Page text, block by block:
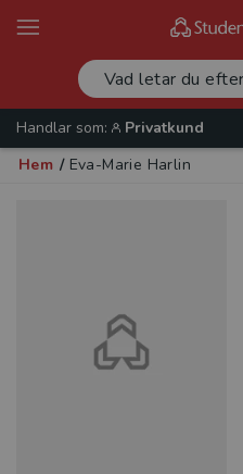
Handlar som:
Privatkund
Hem / Eva-Marie Harlin